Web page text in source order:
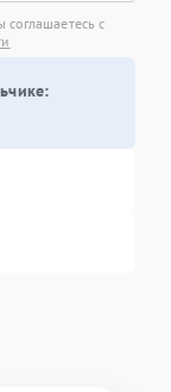
соглашаетесь с